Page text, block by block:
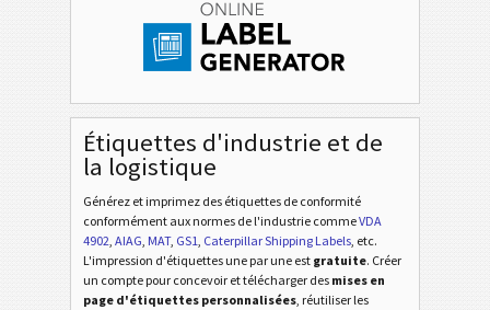
Étiquettes d'industrie et de
la logistique
Générez et imprimez des étiquettes de conformité
conformément aux normes de l'industrie commeVDA
4902, AIAG, MAT, GS1, Caterpillar Shipping Labels, etc.
L'impression d'étiquettes une par une est gratuite. Créer
un compte pour concevoir et télécharger des mises en
page d'étiquettes personnalisées, réutiliser les